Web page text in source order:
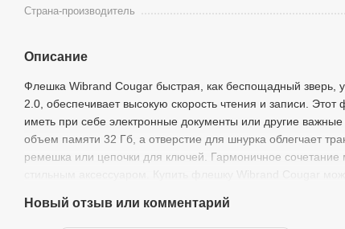
Страна-производитель
Описание
Флешка Wibrand Cougar быстрая, как беспощадный
2.0, обеспечивает высокую скорость чтения и записи.
иметь при себе электронные документы или другие
объем памяти 32 Гб, а отверстие для шнурка облегчает
ремешка или цепочки для ключей. Гармоничное сочетание
Новый отзыв или комментарий